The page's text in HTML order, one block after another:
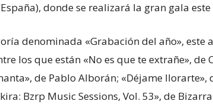
donde se realizará la gran gala
denominada «Grabación del año», este
los que están «No es que te extrañe», de
de Pablo Alborán; «Déjame llorarte»,
Bzrp Music Sessions, Vol. 53», de